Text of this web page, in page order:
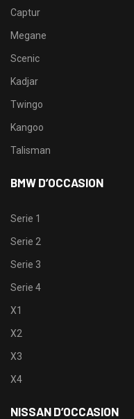
Captur
Megane
Scenic
Kadjar
Twingo
Kangoo
Talisman
BMW D’OCCASION
Serie 1
Serie 2
Serie 3
Serie 4
X1
X2
X3
X4
NISSAN D’OCCASION